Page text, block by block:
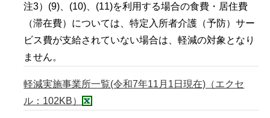
注3）(9)、(10)、(11)を利用する場合の食費・居住費
（滞在費）については、特定入所者介護（予防）サー
ビス費が支給されていない場合は、軽減の対象となり
ません。
軽減実施事業所一覧(令和7年11月1日現在)（エクセ
ル：102KB）